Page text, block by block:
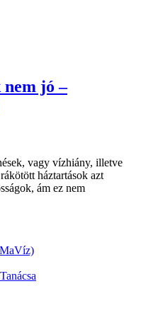
jó –
vagy vízhiány, illetve
háztartások azt
ám ez nem